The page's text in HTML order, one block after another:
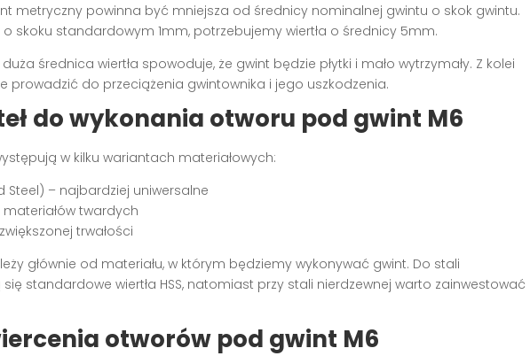
metryczny powinna być mniejsza od średnicy nominalnej gwintu o skok gwintu.
o skoku standardowym 1mm, potrzebujemy wiertła o średnicy 5mm.
średnica wiertła spowoduje, że gwint będzie płytki i mało wytrzymały. Z kolei
prowadzić do przeciążenia gwintownika i jego uszkodzenia.
do wykonania otworu pod gwint M6
w kilku wariantach materiałowych:
Steel) – najbardziej uniwersalne
materiałów twardych
trwałości
głównie od materiału, w którym będziemy wykonywać gwint. Do stali
standardowe wiertła HSS, natomiast przy stali nierdzewnej warto zainwestować
otworów pod gwint M6